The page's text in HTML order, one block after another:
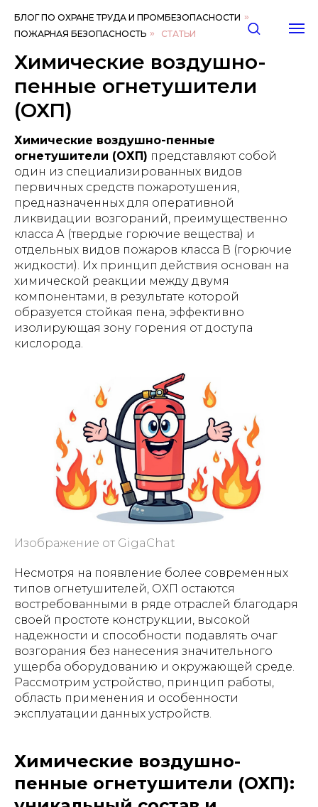
БЛОГ ПО ОХРАНЕ ТРУДА И ПРОМБЕЗОПАСНОСТИ »
ПОЖАРНАЯ БЕЗОПАСНОСТЬ » СТАТЬИ
Химические воздушно-
пенные огнетушители
(ОХП)
Химические воздушно-пенные
огнетушители (ОХП) представляют собой
один из специализированных видов
первичных средств пожаротушения,
предназначенных для оперативной
ликвидации возгораний, преимущественно
класса А (твердые горючие вещества) и
отдельных видов пожаров класса В (горючие
жидкости). Их принцип действия основан на
химической реакции между двумя
компонентами, в результате которой
образуется стойкая пена, эффективно
изолирующая зону горения от доступа
кислорода.
Изображение от GigaChat
Несмотря на появление более современных
типов огнетушителей, ОХП остаются
востребованными в ряде отраслей благодаря
своей простоте конструкции, высокой
надежности и способности подавлять очаг
возгорания без нанесения значительного
ущерба оборудованию и окружающей среде.
Рассмотрим устройство, принцип работы,
область применения и особенности
эксплуатации данных устройств.
Химические воздушно-
пенные огнетушители (ОХП):